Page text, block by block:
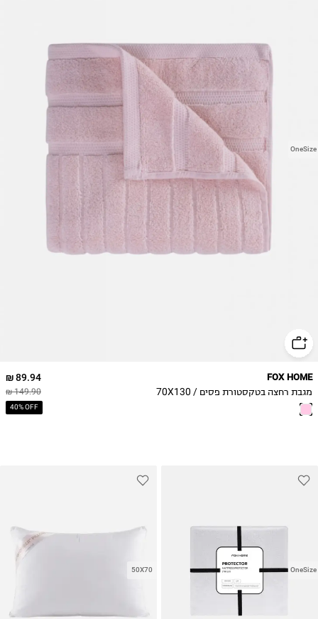
OneSize
89.94 ₪
149.90 ₪
40% OFF
FOX HOME
מגבת רחצה בטקסטורת פסים / 70X130
OneSize
50X70